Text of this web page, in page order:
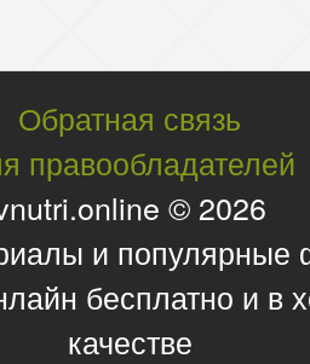
Обратная связь
правообладателей
© 2026
и
бесплатно и в
качестве